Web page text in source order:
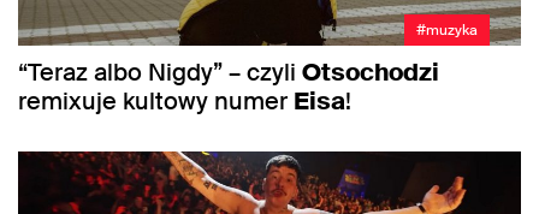
#muzyka
“Teraz albo Nigdy” – czyli Otsochodzi
remixuje kultowy numer Eisa!